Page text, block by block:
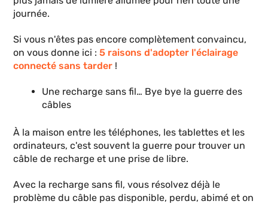
journée.
Si vous n'êtes pas encore complètement convaincu,
on vous donne ici :5 raisons d'adopter l'éclairage
connecté sans tarder !
Une recharge sans fil… Bye bye la guerre des
câbles
À la maison entre les téléphones, les tablettes et les
ordinateurs, c'est souvent la guerre pour trouver un
câble de recharge et une prise de libre.
Avec la recharge sans fil, vous résolvez déjà le
problème du câble pas disponible, perdu, abimé et on